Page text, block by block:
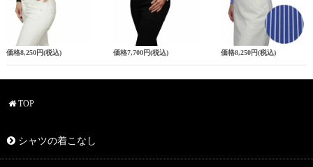
価格8,250円(税込) 価格7,700円(税込) 価格8,250円(税込)
TOP
シャツの着こなし